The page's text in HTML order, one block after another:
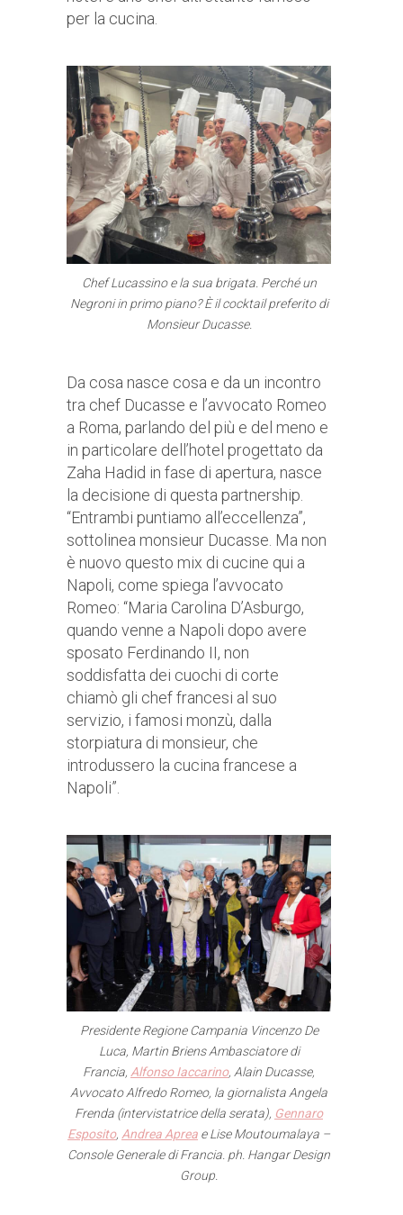
per la cucina.
Chef Lucassino e la sua brigata. Perché un
Negroni in primo piano? È il cocktail preferito di
Monsieur Ducasse.
Da cosa nasce cosa e da un incontro
tra chef Ducasse e l’avvocato Romeo
a Roma, parlando del più e del meno e
in particolare dell’hotel progettato da
Zaha Hadid in fase di apertura, nasce
la decisione di questa partnership.
“Entrambi puntiamo all’eccellenza”,
sottolinea monsieur Ducasse. Ma non
è nuovo questo mix di cucine qui a
Napoli, come spiega l’avvocato
Romeo: “Maria Carolina D’Asburgo,
quando venne a Napoli dopo avere
sposato Ferdinando II, non
soddisfatta dei cuochi di corte
chiamò gli chef francesi al suo
servizio, i famosi monzù, dalla
storpiatura di monsieur, che
introdussero la cucina francese a
Napoli”.
Presidente Regione Campania Vincenzo De
Luca, Martin Briens Ambasciatore di
Francia, Alfonso Iaccarino, Alain Ducasse,
Avvocato Alfredo Romeo, la giornalista Angela
Frenda (intervistatrice della serata), Gennaro
Esposito, Andrea Aprea e Lise Moutoumalaya –
Console Generale di Francia. ph. Hangar Design
Group.